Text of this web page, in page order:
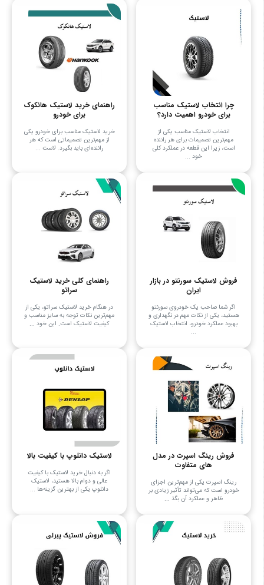
چرا انتخاب لاستیک مناسب
برای خودرو اهمیت دارد؟
انتخاب لاستیک مناسب یکی از
مهم‌ترین تصمیمات برای هر راننده
است، زیرا این قطعه در عملکرد کلی
خود ...
راهنمای خرید لاستیک هانکوک
برای خودرو
خرید لاستیک مناسب برای خودرو یکی
از مهم‌ترین تصمیماتی است که هر
راننده‌ای باید بگیرد. لاست ...
فروش لاستیک سورنتو در بازار
ایران
اگر شما صاحب یک خودروی سورنتو
هستید، یکی از نکات مهم در نگهداری و
بهبود عملکرد خودرو، انتخاب لاستیک
...
راهنمای کلی خرید لاستیک
سراتو
در هنگام خرید لاستیک سراتو، یکی از
مهم‌ترین نکات توجه به سایز مناسب و
کیفیت لاستیک است. این خود ...
فروش رینگ اسپرت در مدل
های متفاوت
رینگ اسپرت یکی از مهم‌ترین اجزای
خودرو است که می‌تواند تأثیر زیادی بر
ظاهر و عملکرد آن بگذ ...
لاستیک دانلوپ با کیفیت بالا
اگر به دنبال خرید لاستیک با کیفیت
عالی و دوام بالا هستید، لاستیک
دانلوپ یکی از بهترین گزینه‌ها ...